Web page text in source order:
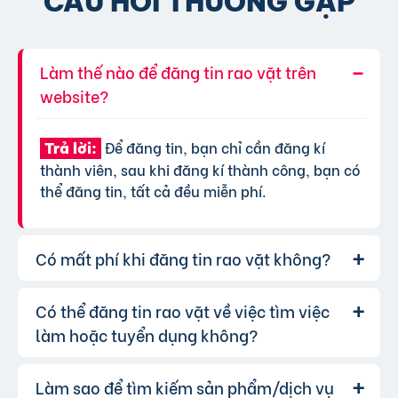
Làm thế nào để đăng tin rao vặt trên
website?
Trả lời: Để đăng tin, bạn chỉ cần đăng kí
thành viên, sau khi đăng kí thành công, bạn có
thể đăng tin, tất cả đều miễn phí.
Có mất phí khi đăng tin rao vặt không?
Trả lời: Chúng tôi cung cấp gói đăng tin miễn
phí cơ bản cho tất cả người dùng. Tuy nhiên, để
thị, bạn có thể lựa chọn các gói dịch vụ nâng
Có thể đăng tin rao vặt về việc tìm việc
làm hoặc tuyển dụng không?
Trả lời: Hoàn toàn có thể. Website của chúng
Làm sao để tìm kiếm sản phẩm/dịch vụ